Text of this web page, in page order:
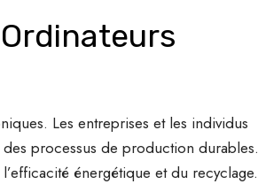
Les entreprises et les individus
processus de production durables.
énergétique et du recyclage.